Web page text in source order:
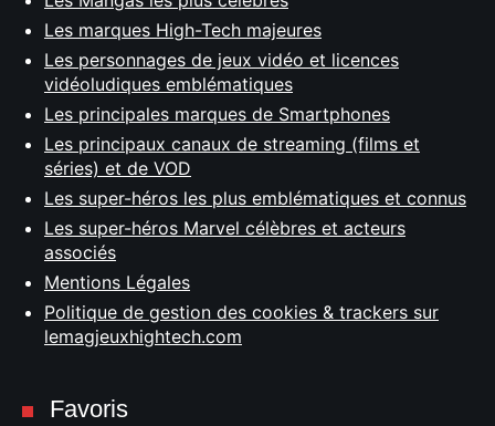
Les marques High-Tech majeures
Les personnages de jeux vidéo et licences
vidéoludiques emblématiques
Les principales marques de Smartphones
Les principaux canaux de streaming (films et
séries) et de VOD
Les super-héros les plus emblématiques et connus
Les super-héros Marvel célèbres et acteurs
associés
Mentions Légales
Politique de gestion des cookies & trackers sur
lemagjeuxhightech.com
Favoris